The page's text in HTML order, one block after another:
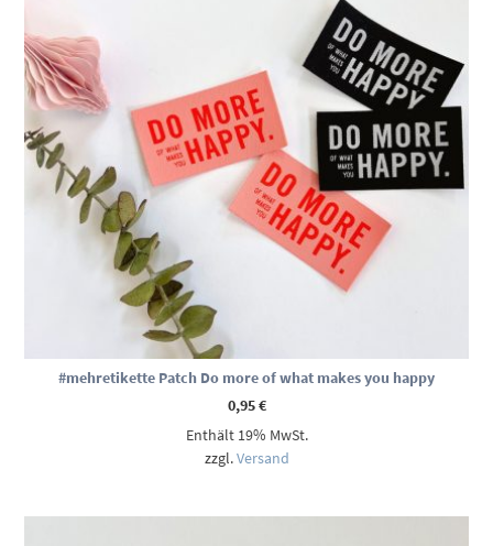
#mehretikette Patch Do more of what makes you happy
0,95€
Enthält 19% MwSt.
zzgl.Versand